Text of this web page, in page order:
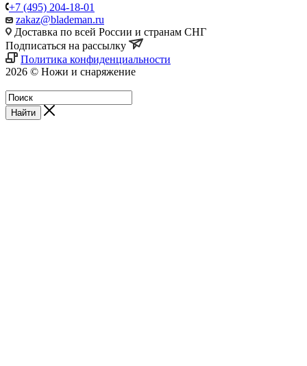
+7 (495) 204-18-01
zakaz@blademan.ru
Доставка по всей России и странам СНГ
Подписаться на рассылку
Политика конфиденциальности
2026 © Ножи и снаряжение
Найти